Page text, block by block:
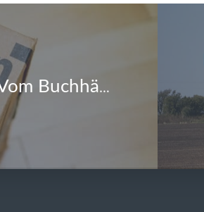
Die Erfolgsgeschichte Amazon – Vom Buchhändler zum Weltmarktführer